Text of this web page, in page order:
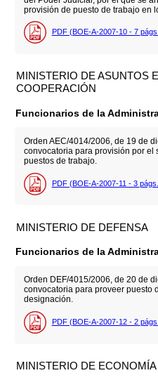
provisión de puesto de trabajo en
PDF (BOE-A-2007-10 - 7 págs.
MINISTERIO DE ASUNTOS
COOPERACIÓN
Funcionarios de la
Orden AEC/4014/2006, de 19 de
convocatoria para provisión por el
puestos de trabajo.
PDF (BOE-A-2007-11 - 3 págs.
MINISTERIO DE DEFENSA
Funcionarios de la
Orden DEF/4015/2006, de 20 de
convocatoria para proveer puesto
designación.
PDF (BOE-A-2007-12 - 2 págs.
MINISTERIO DE